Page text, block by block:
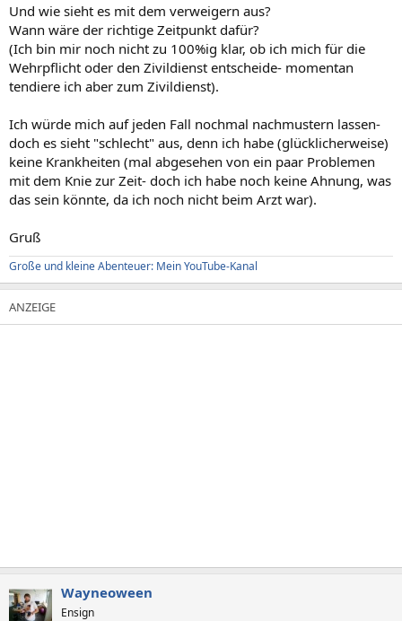
Und wie sieht es mit dem verweigern aus?
Wann wäre der richtige Zeitpunkt dafür?
(Ich bin mir noch nicht zu 100%ig klar, ob ich mich für die
Wehrpflicht oder den Zivildienst entscheide- momentan
tendiere ich aber zum Zivildienst).
Ich würde mich auf jeden Fall nochmal nachmustern lassen-
doch es sieht "schlecht" aus, denn ich habe (glücklicherweise)
keine Krankheiten (mal abgesehen von ein paar Problemen
mit dem Knie zur Zeit- doch ich habe noch keine Ahnung, was
das sein könnte, da ich noch nicht beim Arzt war).
Gruß
Große und kleine Abenteuer: Mein YouTube-Kanal
Wayneoween
Ensign